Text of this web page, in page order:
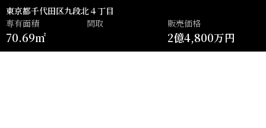
東京都千代田区九段北４丁目
専有面積
70.69㎡
間取 販売価格
2億4,800万円